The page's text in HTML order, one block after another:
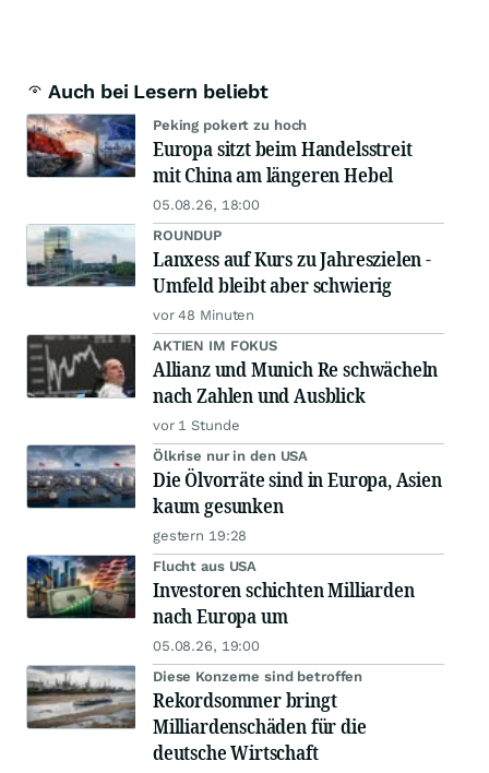
Auch bei Lesern beliebt
Peking pokert zu hoch
Europa sitzt beim Handelsstreit
mit China am längeren Hebel
05.08.26, 18:00
ROUNDUP
Lanxess auf Kurs zu Jahreszielen -
Umfeld bleibt aber schwierig
vor 48 Minuten
AKTIEN IM FOKUS
Allianz und Munich Re schwächeln
nach Zahlen und Ausblick
vor 1 Stunde
Ölkrise nur in den USA
Die Ölvorräte sind in Europa, Asien
kaum gesunken
gestern 19:28
Flucht aus USA
Investoren schichten Milliarden
nach Europa um
05.08.26, 19:00
Diese Konzerne sind betroffen
Rekordsommer bringt
Milliardenschäden für die
deutsche Wirtschaft